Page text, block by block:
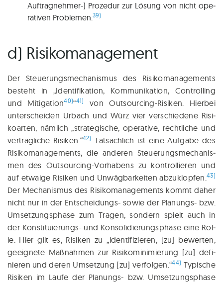
Auf­trag­neh­mer-) Pro­ze­dur zur Lösung von nicht ope­
ra­ti­ven Pro­ble­men.39)
d) Risikomanagement
Der Steue­rungs­me­cha­nis­mus des Risi­ko­ma­nage­ments
besteht in „Iden­ti­fi­ka­ti­on, Kom­mu­ni­ka­ti­on, Con­trolling
und Miti­ga­ti­on40)“41)
von Out­sour­cing-Risi­ken. Hier­bei
unter­schei­den Urbach und Würz vier ver­schiedene Risi­
ko­ar­ten, näm­lich „stra­te­gi­sche, ope­ra­ti­ve, recht­li­che und
ver­trag­li­che Risi­ken.“42) Tat­säch­lich ist eine Auf­ga­be des
Risi­ko­ma­nage­ments, die ande­ren Steue­rungs­me­cha­nis­
men des Out­sour­cing-Vor­­ha­bens zu kon­trol­lie­ren und
auf etwa­ige Risi­ken und Unwäg­bar­kei­ten abzu­klop­fen.43)
Der Mecha­nis­mus des Risi­ko­ma­nage­ments kommt daher
nicht nur in der Ent­schei­dungs- sowie der Pla­nungs- bzw.
Um­setzungsphase zum Tra­gen, son­dern spielt auch in
der Kon­sti­tu­ie­rungs- und Kon­so­li­die­rungs­pha­se eine Rol­
le. Hier gilt es, Risi­ken zu „iden­ti­fi­zie­ren, [zu] bewer­ten,
geeig­ne­te Maß­nah­men zur Risi­ko­mi­ni­mie­rung [zu] defi­
nie­ren und deren Umset­zung [zu] ver­fol­gen.“44) Typi­sche
Risi­ken im Lau­fe der Pla­nungs- bzw. Umset­zungs­pha­se